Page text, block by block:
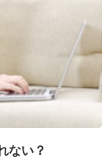
ない？